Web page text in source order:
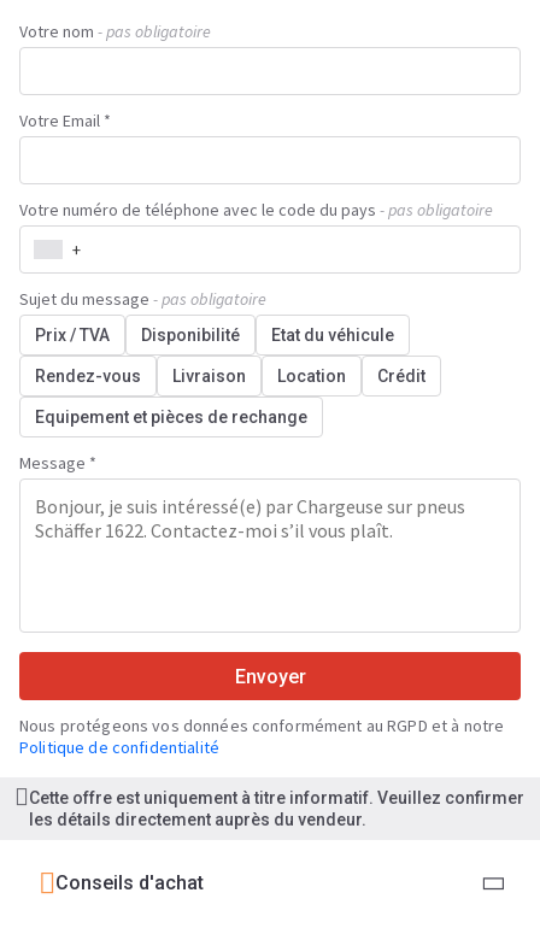
Votre nom - pas obligatoire
Votre Email *
Votre numéro de téléphone avec le code du pays - pas obligatoire
+
Sujet du message - pas obligatoire
Prix / TVA Disponibilité Etat du véhicule
Rendez-vous Livraison Location Crédit
Equipement et pièces de rechange
Message *
Envoyer
Nous protégeons vos données conformément au RGPD et à notre
Politique de confidentialité
Cette offre est uniquement à titre informatif. Veuillez confirmer
les détails directement auprès du vendeur.
Conseils d'achat